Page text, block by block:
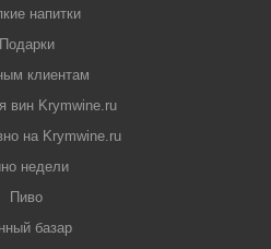
напитки
Подарки
клиентам
вин Krymwine.ru
на Krymwine.ru
недели
Пиво
базар